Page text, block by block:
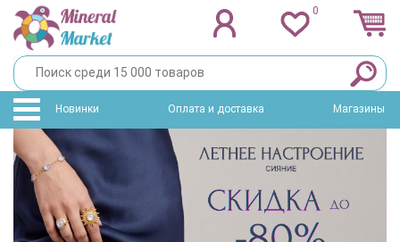
0
Новинки Оплата и доставка Магазины